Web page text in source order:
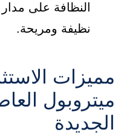
النظافة على
نظيفة ومريحة.
مميزات
ميتروبول
الجديدة